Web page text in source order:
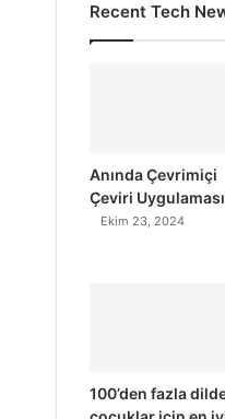
Recent Tech
Anında Çevrimiçi
Çeviri Uygulaması
Ekim 23, 2024
100’den fazla